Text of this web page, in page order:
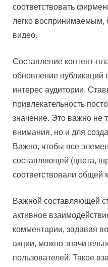
соответствовать
легко воспринимаемым,
видео.
Составление контент-
обновление публикаций
интерес аудитории.
привлекательность
значение. Это важно не
внимания, но и для
Важно, чтобы все
составляющей (цвета,
соответствовали общей
Важной составляющей
активное
комментарии, задавая
акции, можно
пользователей. Такое